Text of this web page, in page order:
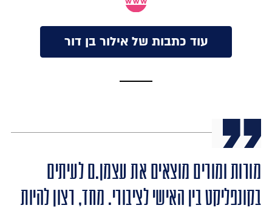
עוד כתבות של אילור בן דור
מורות ומורים מוצאים את עצמן.ם לעיתים
בקונפליקט בין האישי לציבורי. מחד, רצון להיות